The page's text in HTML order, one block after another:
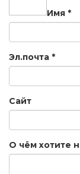
Имя *
Эл.почта *
Сайт
О чём хотите